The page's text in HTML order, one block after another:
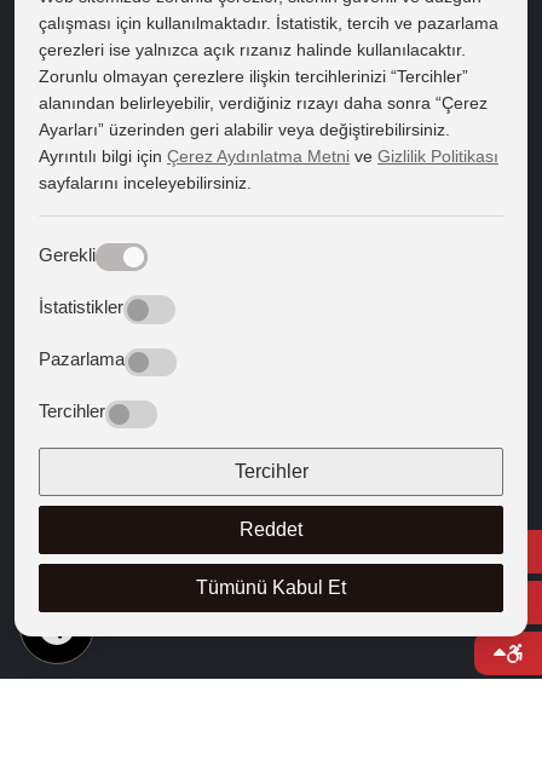
HIZLI ERİŞİM
Bilgi Edinme
Bilgi Paketi
Kapadokya Eduroam
Batıya Yön Veren Metinler
çalışması için kullanılmaktadır. İstatistik, tercih ve pazarlama
çerezleri ise yalnızca açık rızanız halinde kullanılacaktır.
Zorunlu olmayan çerezlere ilişkin tercihlerinizi “Tercihler”
alanından belirleyebilir, verdiğiniz rızayı daha sonra “Çerez
Ayarları” üzerinden geri alabilir veya değiştirebilirsiniz.
Ayrıntılı bilgi için Çerez Aydınlatma Metni ve Gizlilik Politikası
sayfalarını inceleyebilirsiniz.
Gerekli
İstatistikler
Pazarlama
Tercihler
Tercihler
Reddet
Tümünü Kabul Et